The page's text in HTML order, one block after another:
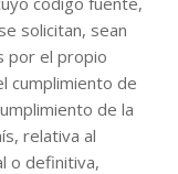
solicitan, sean
por el propio
cumplimiento de
de la
relativa al
o definitiva,